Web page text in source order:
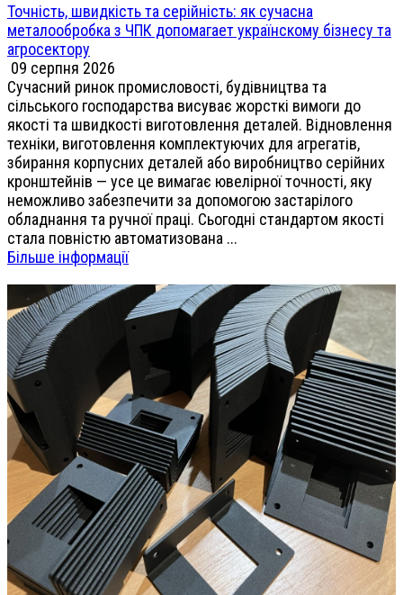
Точність, швидкість та серійність: як сучасна
металообробка з ЧПК допомагает українскому бізнесу та
агросектору
09 серпня 2026
Сучасний ринок промисловості, будівництва та
сільського господарства висуває жорсткі вимоги до
якості та швидкості виготовлення деталей. Відновлення
техніки, виготовлення комплектуючих для агрегатів,
збирання корпусних деталей або виробництво серійних
кронштейнів — усе це вимагає ювелірної точності, яку
неможливо забезпечити за допомогою застарілого
обладнання та ручної праці. Сьогодні стандартом якості
стала повністю автоматизована ...
Більше інформації